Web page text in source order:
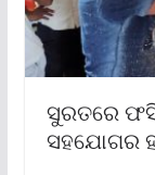
ସୁରତରେ
ସହଯୋଗର